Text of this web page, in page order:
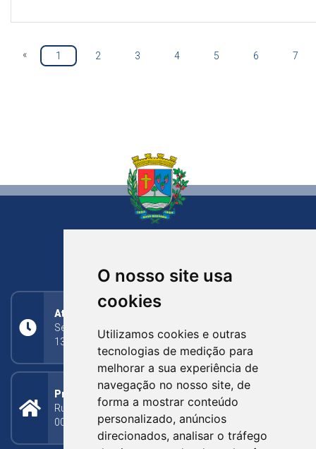
O nosso site usa
cookies
Utilizamos cookies e outras
tecnologias de medição para
melhorar a sua experiência de
navegação no nosso site, de
forma a mostrar conteúdo
personalizado, anúncios
direcionados, analisar o tráfego
« 1 2 3 4 5 6 7
Atendimento
Segunda a Sexta: 8h às 11h30min (manhã);
13h30min às 17h (tarde)
Prefeitura Municipal
Rua Silva Jardim, 505 - Bairro Centro - CEP: 95340-
000